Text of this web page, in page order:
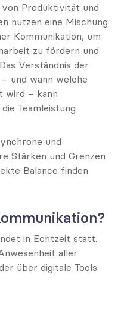
Produktivität und
nutzen eine Mischung
Kommunikation, um
zu fördern und
Verständnis der
und wann welche
wird – kann
Teamleistung
und
Stärken und Grenzen
Balance finden
in Echtzeit statt.
aller
über digitale Tools.